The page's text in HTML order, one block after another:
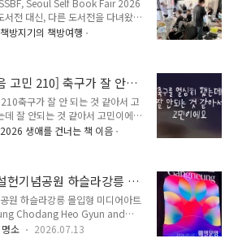
seoul.real.bookfair/ 노들섬
서전-여유 있게, 오래, 가깝게
Seoul Self Book Fair 2026
서전 대신, 다른 도서전을 다녀왔
세 주소와 위치, 공지사항 등은
타그램 계정은 아래 링크 참고.
진행된 도서전인 줄 알았는데,
를 한 마디로 표현하면 재밌었다.
판계 최대 행사인 서울국제도서
체도서전은 자체도서전만의 매력
전(이하 서국도)가 광화문 교보문
전(이하 서자도)은 독립서점 느낌
방지기의 책방여행
고민 210] 축구가 잘 안
요
축구가 잘 안 되는 것 같아서 고
데 잘 안되는 것 같아서 고민이에요
당신의 고민에 책으로 답합니다.
건너 너에게 갈게.✍️ 고민에 어
원의 한마디를 댓글에 남겨주세
어줄 예정입니다. 책 추천이 달린
천해주신 분의 이름(별명)으로 실
서를 선물해 드립니다.🕰️ 이 고민
릉 지역 7곳에서 진행된 [생애를
해 접수되었습니다. 7월부터..
생애를 건너는 책 이음
헌기념공원 하슬라강릉 몰
브 아트쇼)
원 하슬라강릉 몰입형 미디어아트
Chodang Heo Gyun and
ParkHasla Gangneung
소 2026.07.13